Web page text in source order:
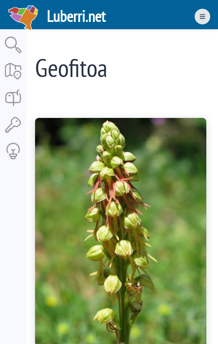
Skip
main
content
Luberri.net
Geofitoa